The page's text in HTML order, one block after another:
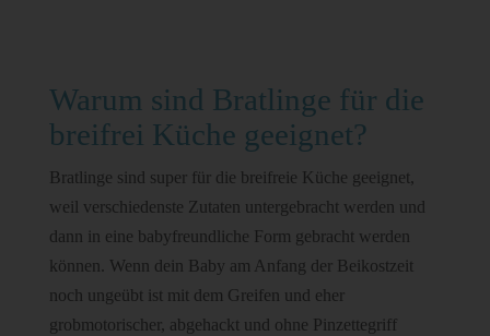
Warum sind Bratlinge für die
breifrei Küche geeignet?
Bratlinge sind super für die breifreie Küche geeignet,
weil verschiedenste Zutaten untergebracht werden und
dann in eine babyfreundliche Form gebracht werden
können. Wenn dein Baby am Anfang der Beikostzeit
noch ungeübt ist mit dem Greifen und eher
grobmotorischer, abgehackt und ohne Pinzettegriff